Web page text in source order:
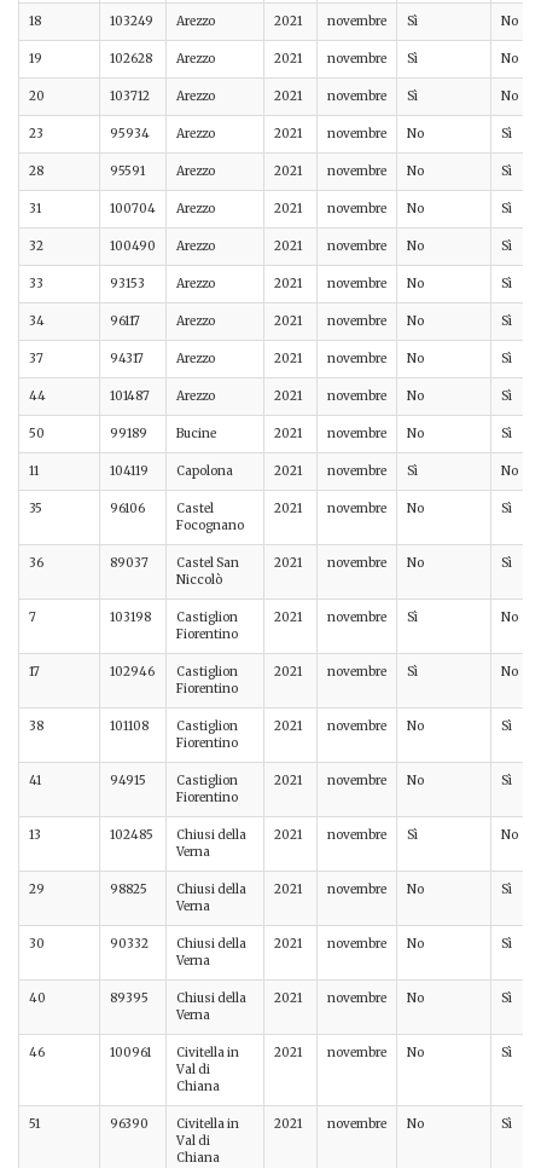
18 103249 Arezzo 2021 novembre Sì No
19 102628 Arezzo 2021 novembre Sì No
20 103712 Arezzo 2021 novembre Sì No
23 95934 Arezzo 2021 novembre No Sì
28 95591 Arezzo 2021 novembre No Sì
31 100704 Arezzo 2021 novembre No Sì
32 100490 Arezzo 2021 novembre No Sì
33 93153 Arezzo 2021 novembre No Sì
34 96117 Arezzo 2021 novembre No Sì
37 94317 Arezzo 2021 novembre No Sì
44 101487 Arezzo 2021 novembre No Sì
50 99189 Bucine 2021 novembre No Sì
11 104119 Capolona 2021 novembre Sì No
35 96106
Castel
Focognano
2021 novembre No Sì
36 89037
Castel San
Niccolò
2021 novembre No Sì
7 103198
Castiglion
Fiorentino
2021 novembre Sì No
17 102946
Castiglion
Fiorentino
2021 novembre Sì No
38 101108
Castiglion
Fiorentino
2021 novembre No Sì
41 94915
Castiglion
Fiorentino
2021 novembre No Sì
13 102485
Chiusi della
Verna
2021 novembre Sì No
29 98825
Chiusi della
Verna
2021 novembre No Sì
30 90332
Chiusi della
Verna
2021 novembre No Sì
40 89395
Chiusi della
Verna
2021 novembre No Sì
46 100961
Civitella in
Val di
Chiana
2021 novembre No Sì
51 96390
Civitella in
Val di
Chiana
2021 novembre No Sì